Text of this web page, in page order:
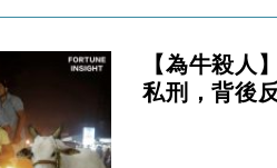
月升級會員制度 增鉑金卡級別鎖
10億美元回購 派息比率目標維
後再出手 斥4億美元押注未上市公
鳥拓全球智慧倉儲市場 加快海外
賺2300萬元 斥21億翻新香港及東
【為牛殺人
私刑，背後